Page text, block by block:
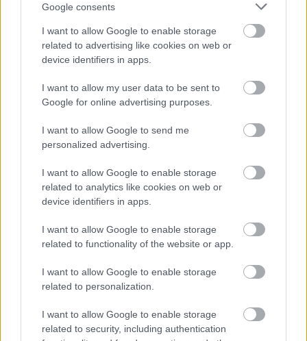
Google consents
I want to allow Google to enable storage
related to advertising like cookies on web or
device identifiers in apps.
I want to allow my user data to be sent to
Google for online advertising purposes.
I want to allow Google to send me
personalized advertising.
I want to allow Google to enable storage
related to analytics like cookies on web or
device identifiers in apps.
I want to allow Google to enable storage
related to functionality of the website or app.
I want to allow Google to enable storage
related to personalization.
I want to allow Google to enable storage
related to security, including authentication
Könyvkritika: Kurt Vonnegut: Az ötös
számú vágóhíd (1969)
Így megy ez. Van egy brutál nagy klasszikus, amelyet
el kell olvasni ahhoz, hogy kiderüljön, nem véletlenül
az. Kurt Vonnegut az amerikai irodalom különleges
alakja, nőisen bevallom, én már olyan régen